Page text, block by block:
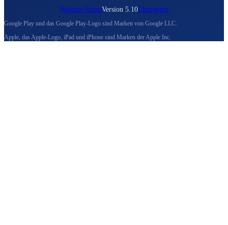
Website-StatusVersion 5.10Changelog
Google Play und das Google Play-Logo sind Marken von Google LLC.
Apple, das Apple-Logo, iPad und iPhone sind Marken der Apple Inc.